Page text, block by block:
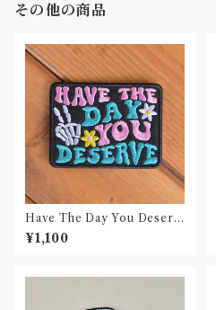
その他の商品
Have The Day You Deserv
e 刺繍ワッペン Patch
¥1,100